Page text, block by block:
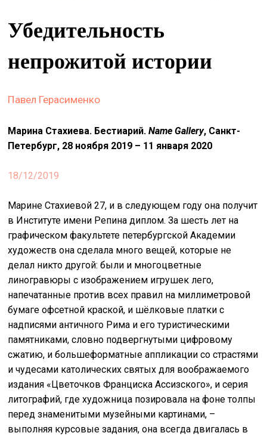
искать
Убедительность
непрожитой истории
Павел Герасименко
Марина Стахиева. Бестиарий.Name Gallery, Санкт-
Петербург, 28 ноября 2019 – 11 января 2020
18/12/2019
Марине Стахиевой 27, и в следующем году она получит
в Институте имени Репина диплом. За шесть лет на
графическом факультете петербургской Академии
художеств она сделала много вещей, которые не
делал никто другой: были и многоцветные
линогравюры с изображением игрушек лего,
напечатанные против всех правил на миллиметровой
бумаге офсетной краской, и шёлковые платки с
надписями античного Рима и его туристическими
памятниками, словно подвергнутыми цифровому
сжатию, и большеформатные аппликации со страстями
и чудесами католических святых для воображаемого
издания «Цветочков Франциска Ассизского», и серия
литографий, где художница позировала на фоне толпы
перед знаменитыми музейными картинами, –
выполняя курсовые задания, она всегда двигалась в